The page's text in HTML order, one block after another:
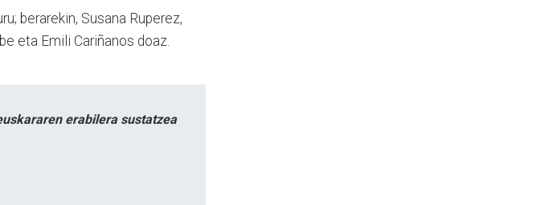
berarekin, Susana Ruperez,
eta Emili Cariñanos doaz.
erabilera sustatzea